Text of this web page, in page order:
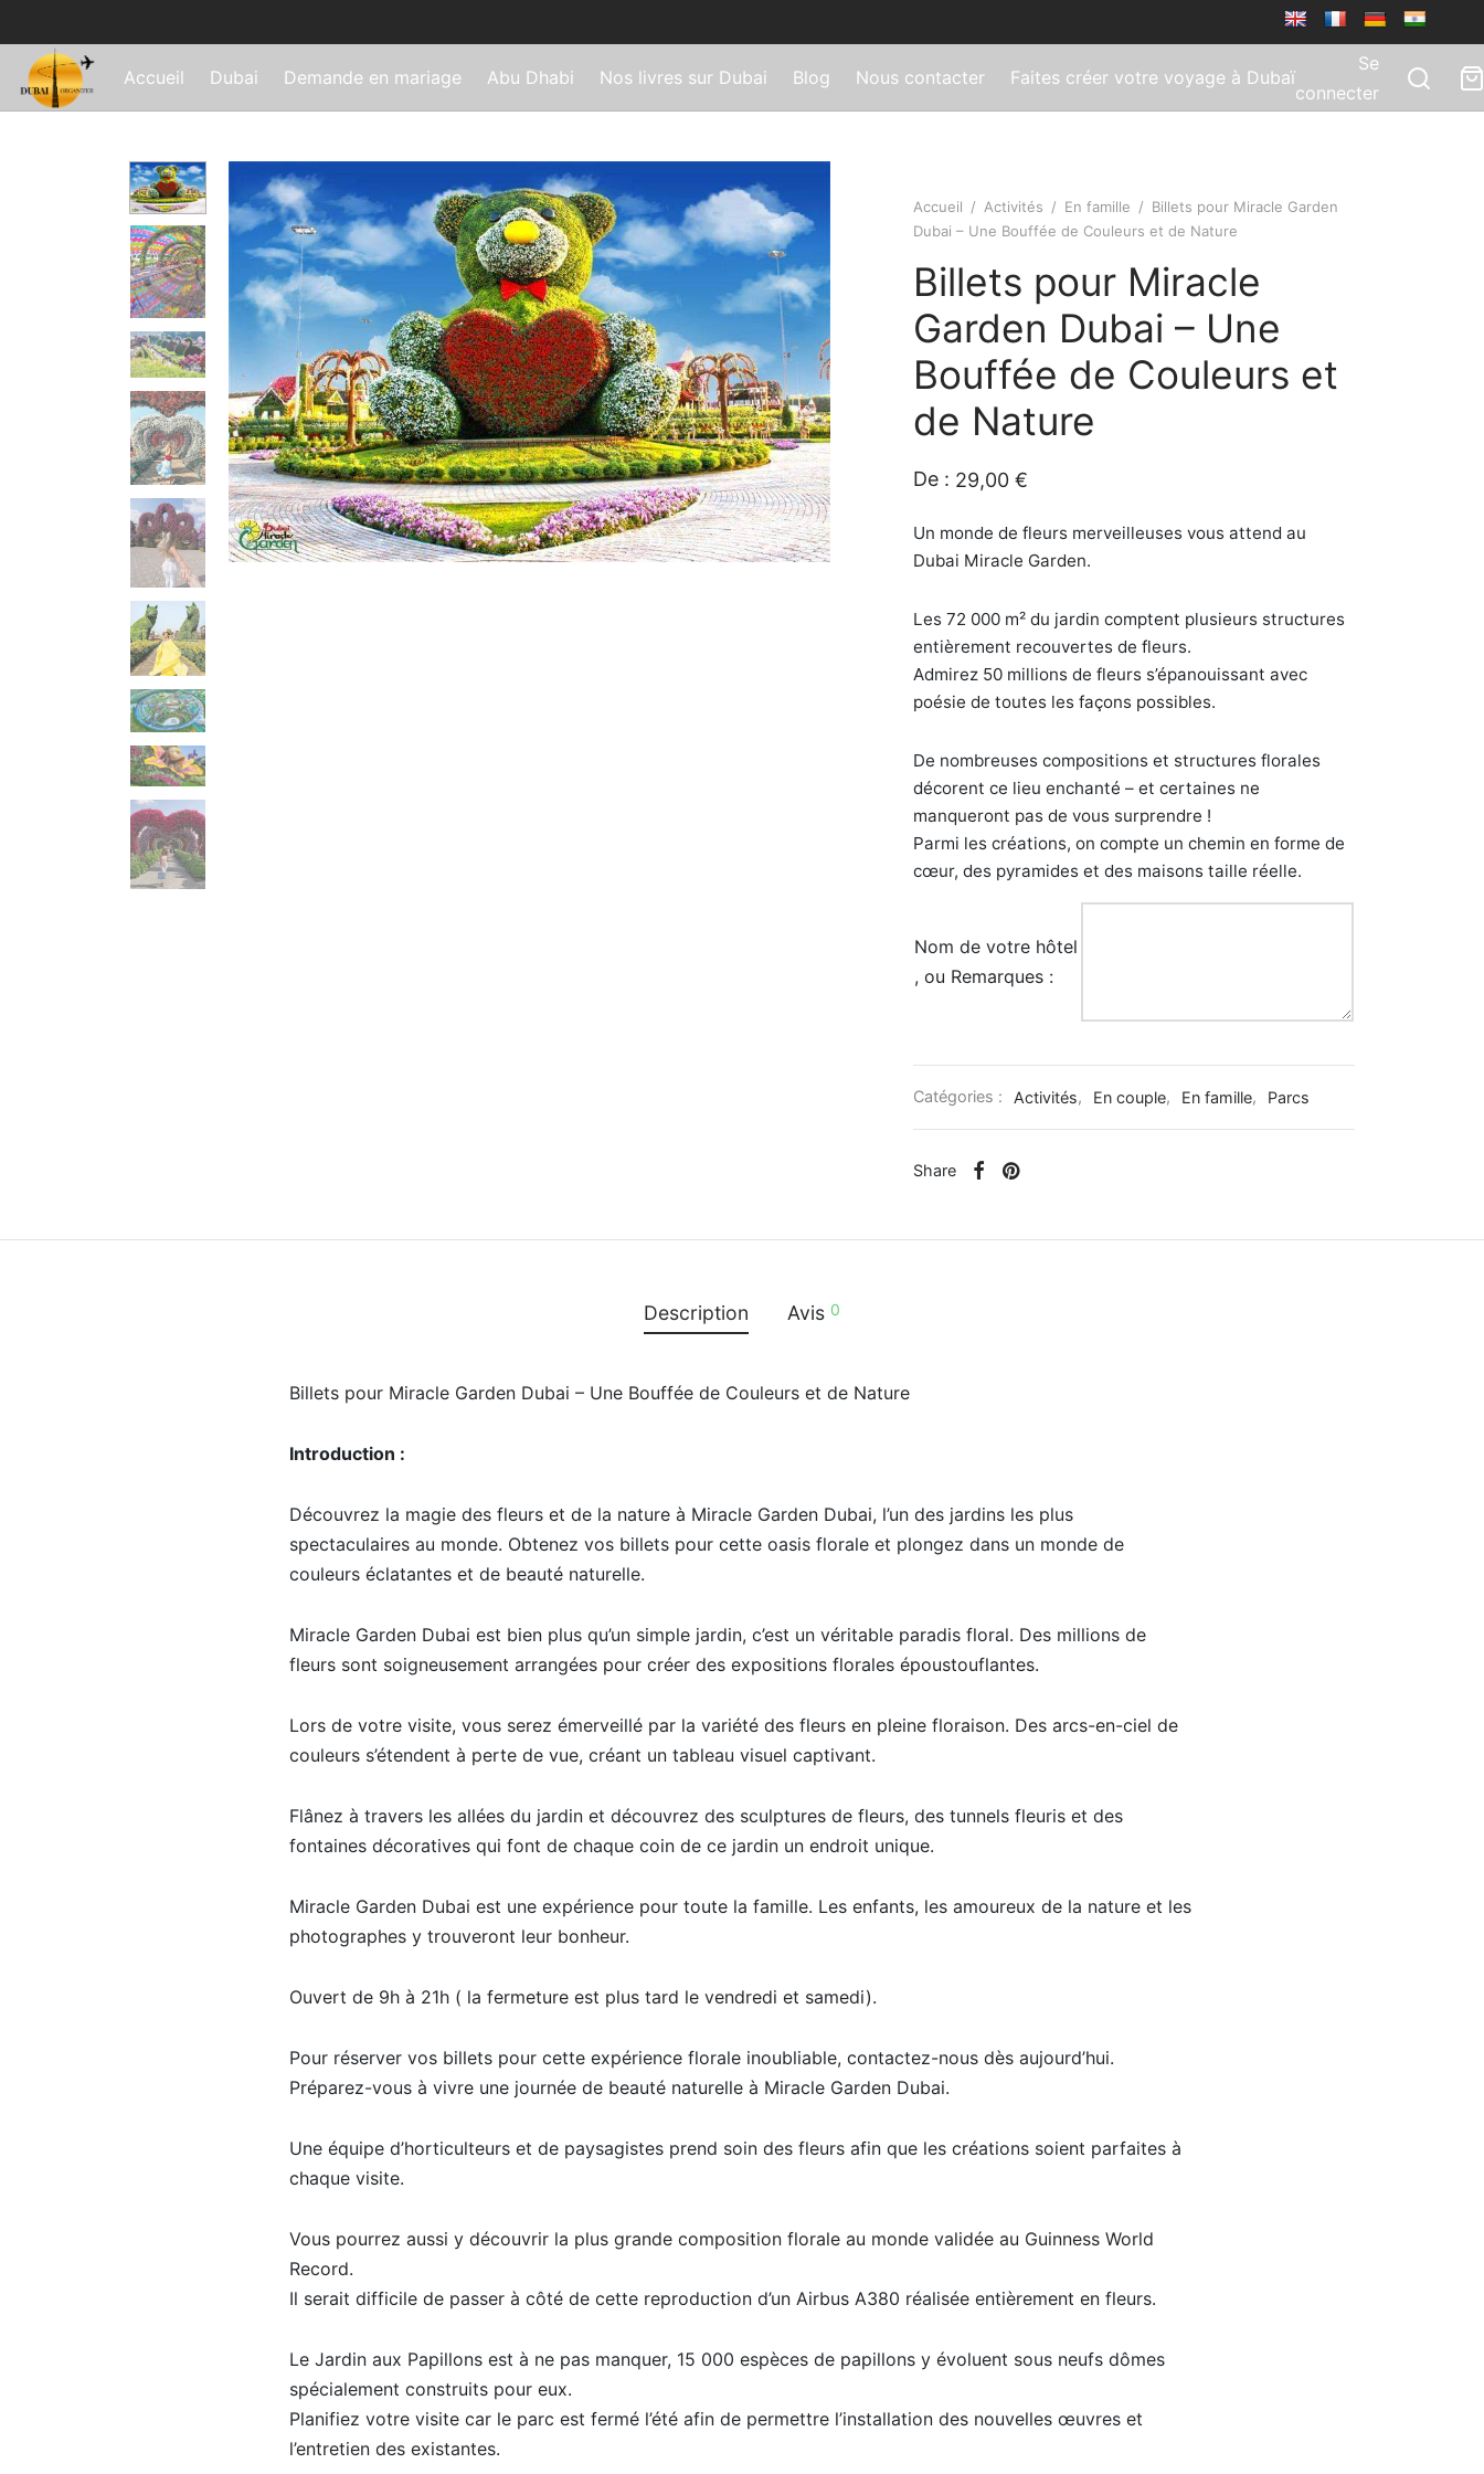
Accueil Dubai Demande en mariage Abu Dhabi Nos livres sur Dubai Blog Nous contacter Faites créer votre voyage à Dubaï
Se
connecter
Accueil / Activités / En famille / Billets pour Miracle Garden
Dubai – Une Bouffée de Couleurs et de Nature
Billets pour Miracle
Garden Dubai – Une
Bouffée de Couleurs et
de Nature
De : 29,00 €
Un monde de fleurs merveilleuses vous attend au
Dubai Miracle Garden.
Les 72 000 m² du jardin comptent plusieurs structures
entièrement recouvertes de fleurs.
Admirez 50 millions de fleurs s’épanouissant avec
poésie de toutes les façons possibles.
De nombreuses compositions et structures florales
décorent ce lieu enchanté – et certaines ne
manqueront pas de vous surprendre !
Parmi les créations, on compte un chemin en forme de
cœur, des pyramides et des maisons taille réelle.
Nom de votre hôtel
, ou Remarques :
Catégories : Activités, En couple, En famille, Parcs
Share
Description Avis 0
Billets pour Miracle Garden Dubai – Une Bouffée de Couleurs et de Nature
Introduction :
Découvrez la magie des fleurs et de la nature à Miracle Garden Dubai, l’un des jardins les plus
spectaculaires au monde. Obtenez vos billets pour cette oasis florale et plongez dans un monde de
couleurs éclatantes et de beauté naturelle.
Miracle Garden Dubai est bien plus qu’un simple jardin, c’est un véritable paradis floral. Des millions de
fleurs sont soigneusement arrangées pour créer des expositions florales époustouflantes.
Lors de votre visite, vous serez émerveillé par la variété des fleurs en pleine floraison. Des arcs-en-ciel de
couleurs s’étendent à perte de vue, créant un tableau visuel captivant.
Flânez à travers les allées du jardin et découvrez des sculptures de fleurs, des tunnels fleuris et des
fontaines décoratives qui font de chaque coin de ce jardin un endroit unique.
Miracle Garden Dubai est une expérience pour toute la famille. Les enfants, les amoureux de la nature et les
photographes y trouveront leur bonheur.
Ouvert de 9h à 21h ( la fermeture est plus tard le vendredi et samedi).
Pour réserver vos billets pour cette expérience florale inoubliable, contactez-nous dès aujourd’hui.
Préparez-vous à vivre une journée de beauté naturelle à Miracle Garden Dubai.
Une équipe d’horticulteurs et de paysagistes prend soin des fleurs afin que les créations soient parfaites à
chaque visite.
Vous pourrez aussi y découvrir la plus grande composition florale au monde validée au Guinness World
Record.
Il serait difficile de passer à côté de cette reproduction d’un Airbus A380 réalisée entièrement en fleurs.
Le Jardin aux Papillons est à ne pas manquer, 15 000 espèces de papillons y évoluent sous neufs dômes
spécialement construits pour eux.
Planifiez votre visite car le parc est fermé l’été afin de permettre l’installation des nouvelles œuvres et
l’entretien des existantes.